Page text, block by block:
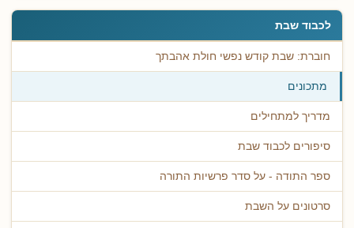
לכבוד שבת
חוברת: שבת קודש נפשי חולת אהבתך
מתכונים
מדריך למתחילים
סיפורים לכבוד שבת
ספר התודה - על סדר פרשיות התורה
סרטונים על השבת